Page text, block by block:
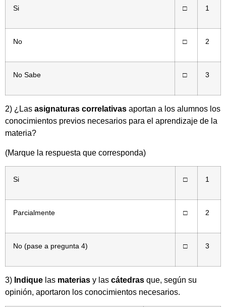
Si □ 1
No □ 2
No Sabe □ 3
2) ¿Las asignaturas correlativas aportan a los alumnos los
conocimientos previos necesarios para el aprendizaje de la
materia?
(Marque la respuesta que corresponda)
Si □ 1
Parcialmente □ 2
No (pase a pregunta 4) □ 3
3) Indique las materias y las cátedras que, según su
opinión, aportaron los conocimientos necesarios.